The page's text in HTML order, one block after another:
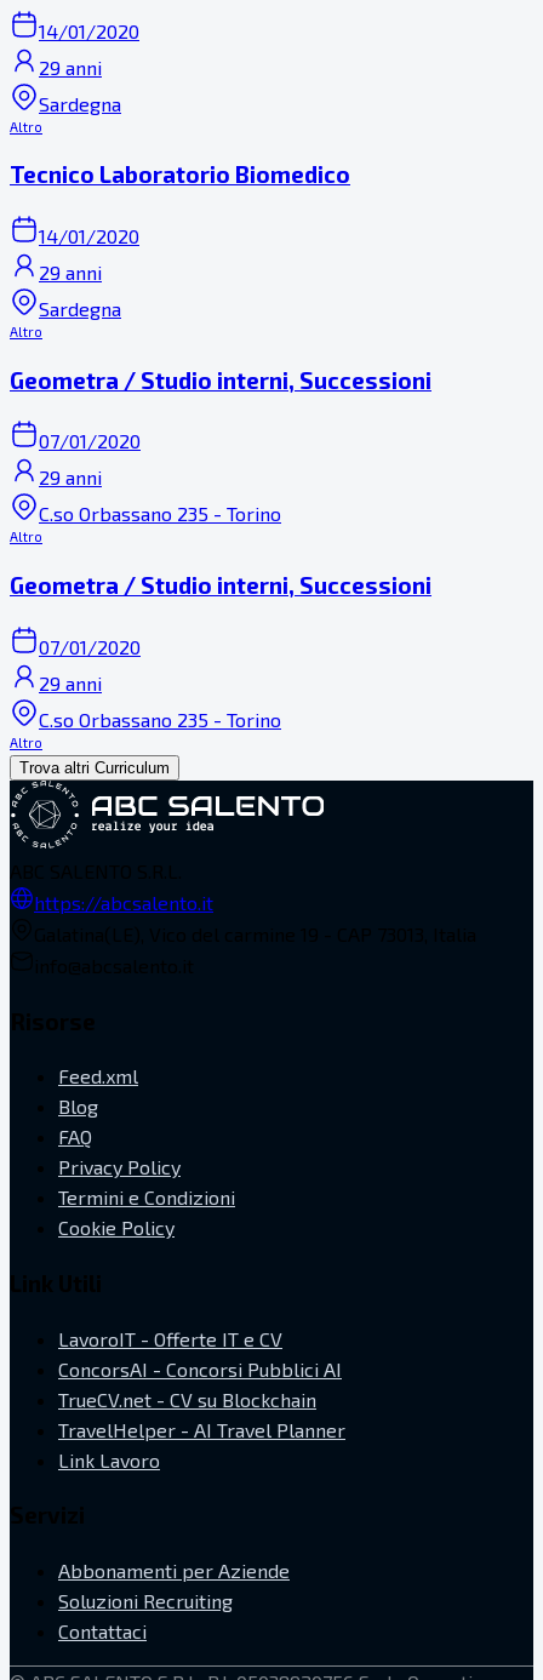
14/01/2020
29 anni
Sardegna
Altro
Tecnico Laboratorio Biomedico
14/01/2020
29 anni
Sardegna
Altro
Geometra / Studio interni, Successioni
07/01/2020
29 anni
C.so Orbassano 235 - Torino
Altro
Geometra / Studio interni, Successioni
07/01/2020
29 anni
C.so Orbassano 235 - Torino
Altro
Trova altri Curriculum
https://abcsalento.it
Feed.xml
Blog
FAQ
Privacy Policy
Termini e Condizioni
Cookie Policy
LavoroIT - Offerte IT e CV
ConcorsAI - Concorsi Pubblici AI
TrueCV.net - CV su Blockchain
TravelHelper - AI Travel Planner
Link Lavoro
Abbonamenti per Aziende
Soluzioni Recruiting
Contattaci